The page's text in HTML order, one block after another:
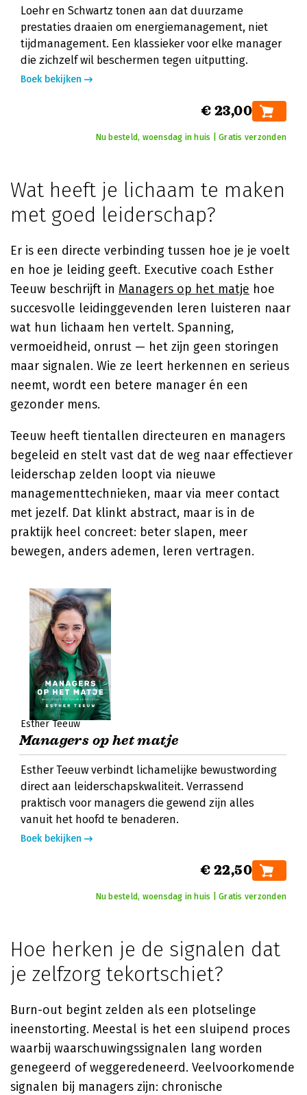
Loehr en Schwartz tonen aan dat duurzame
prestaties draaien om energiemanagement, niet
tijdmanagement. Een klassieker voor elke manager
die zichzelf wil beschermen tegen uitputting.
Boek bekijken
€ 23,00
Nu besteld, woensdag in huis | Gratis verzonden
Wat heeft je lichaam te maken
met goed leiderschap?
Er is een directe verbinding tussen hoe je je voelt
en hoe je leiding geeft. Executive coach Esther
Teeuw beschrijft in Managers op het matje hoe
succesvolle leidinggevenden leren luisteren naar
wat hun lichaam hen vertelt. Spanning,
vermoeidheid, onrust — het zijn geen storingen
maar signalen. Wie ze leert herkennen en serieus
neemt, wordt een betere manager én een
gezonder mens.
Teeuw heeft tientallen directeuren en managers
begeleid en stelt vast dat de weg naar effectiever
leiderschap zelden loopt via nieuwe
managementtechnieken, maar via meer contact
met jezelf. Dat klinkt abstract, maar is in de
praktijk heel concreet: beter slapen, meer
bewegen, anders ademen, leren vertragen.
Esther Teeuw
Managers op het matje
Esther Teeuw verbindt lichamelijke bewustwording
direct aan leiderschapskwaliteit. Verrassend
praktisch voor managers die gewend zijn alles
vanuit het hoofd te benaderen.
Boek bekijken
€ 22,50
Nu besteld, woensdag in huis | Gratis verzonden
Hoe herken je de signalen dat
je zelfzorg tekortschiet?
Burn-out begint zelden als een plotselinge
ineenstorting. Meestal is het een sluipend proces
waarbij waarschuwingssignalen lang worden
genegeerd of weggeredeneerd. Veelvoorkomende
signalen bij managers zijn: chronische